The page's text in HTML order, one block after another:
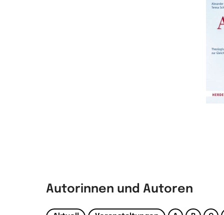
Autorinnen und Autoren